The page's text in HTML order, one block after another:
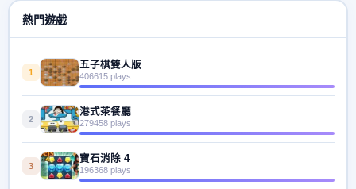
熱門遊戲
1
五子棋雙人版
406615 plays
2
港式茶餐廳
279458 plays
3
寶石消除 4
196368 plays